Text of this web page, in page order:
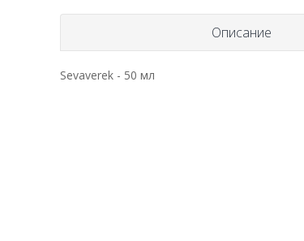
Описание
Sevaverek - 50 мл